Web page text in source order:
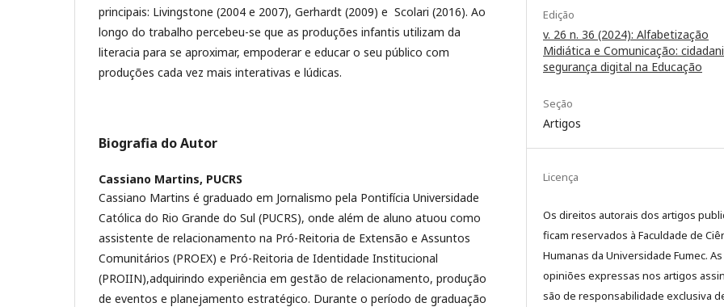
principais: Livingstone (2004 e 2007), Gerhardt (2009) e Scolari (2016). Ao
longo do trabalho percebeu-se que as produções infantis utilizam da
literacia para se aproximar, empoderar e educar o seu público com
produções cada vez mais interativas e lúdicas.
Biografia do Autor
Cassiano Martins, PUCRS
Cassiano Martins é graduado em Jornalismo pela Pontifícia Universidade
Católica do Rio Grande do Sul (PUCRS), onde além de aluno atuou como
assistente de relacionamento na Pró-Reitoria de Extensão e Assuntos
Comunitários (PROEX) e Pró-Reitoria de Identidade Institucional
(PROIIN),adquirindo experiência em gestão de relacionamento, produção
de eventos e planejamento estratégico. Durante o período de graduação
Edição
v. 26 n. 36 (2024): Alfabetização
Midiática e Comunicação:
segurança digital na Educação
Seção
Artigos
Licença
Os direitos autorais dos artigos
ficam reservados à Faculdade de
Humanas da Universidade Fumec. As
opiniões expressas nos artigos
são de responsabilidade exclusiva